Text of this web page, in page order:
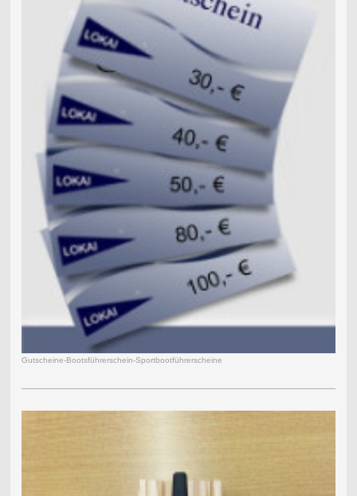
Gutscheine-Bootsführerschein-Sportbootführerscheine